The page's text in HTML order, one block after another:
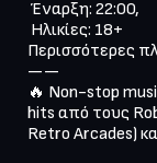
Περισσότερες
——
🔥 Non-stop
hits από τους
Retro Arcades)